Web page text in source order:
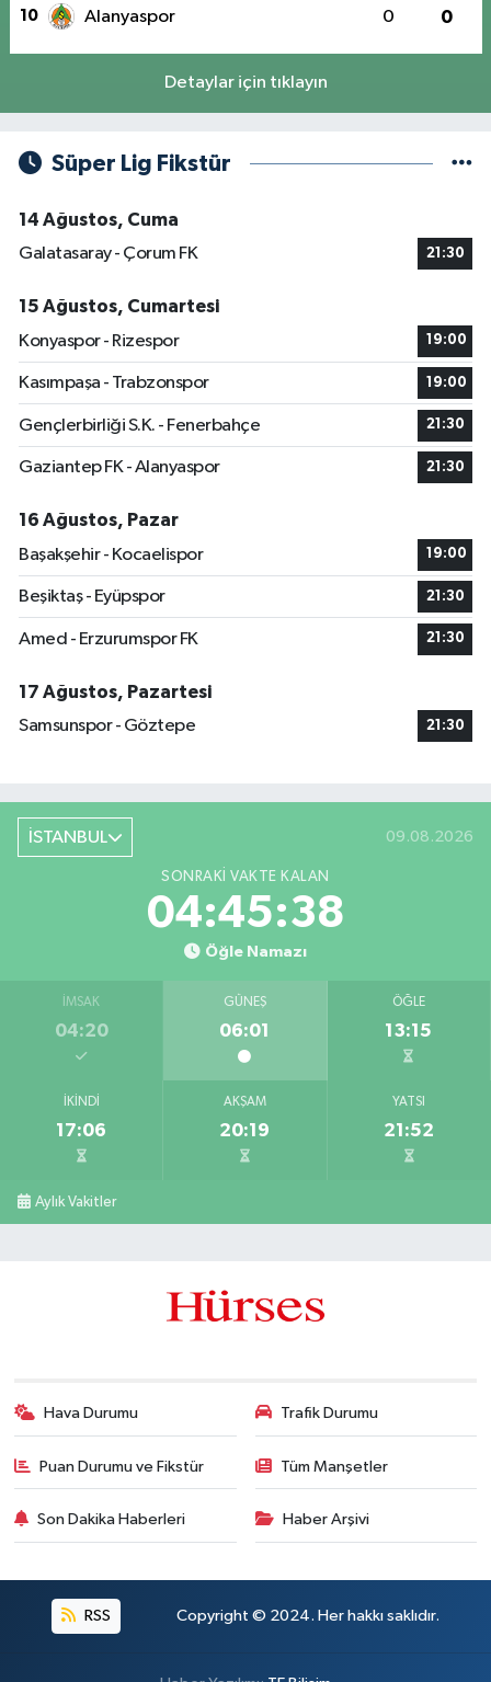
10 Alanyaspor 0 0
Detaylar için tıklayın
Süper Lig Fikstür
14 Ağustos, Cuma
Galatasaray - Çorum FK
21:30
15 Ağustos, Cumartesi
Konyaspor - Rizespor
19:00
Kasımpaşa - Trabzonspor 19:00
Gençlerbirliği S.K. - Fenerbahçe 21:30
Gaziantep FK - Alanyaspor 21:30
16 Ağustos, Pazar
Başakşehir - Kocaelispor
19:00
Beşiktaş - Eyüpspor 21:30
Amed - Erzurumspor FK 21:30
17 Ağustos, Pazartesi
Samsunspor - Göztepe
21:30
İSTANBUL 09.08.2026
SONRAKI VAKTE KALAN
04:45:38
Öğle Namazı
İMSAK
04:20
GÜNEŞ
06:01
ÖĞLE
13:15
İKINDI
17:06
AKŞAM
20:19
YATSI
21:52
Aylık Vakitler
Hava Durumu Trafik Durumu
Puan Durumu ve Fikstür Tüm Manşetler
Son Dakika Haberleri Haber Arşivi
RSS Copyright © 2024. Her hakkı saklıdır.